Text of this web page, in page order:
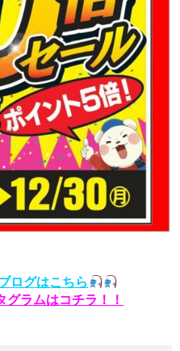
ログはこちら
ラムはコチラ！！